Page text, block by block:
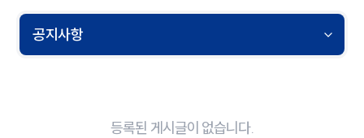
등록된 게시글이 없습니다.